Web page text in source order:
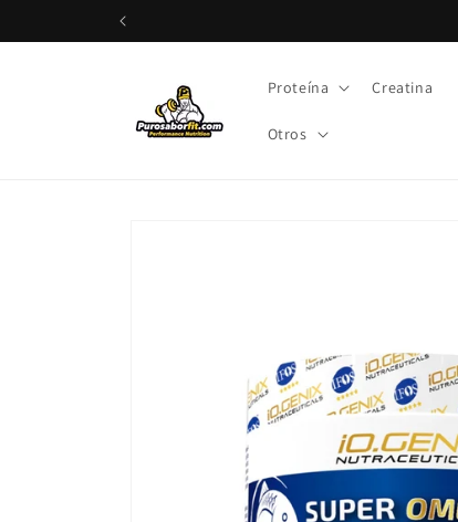
al contenido
Proteína Creatina
Otros